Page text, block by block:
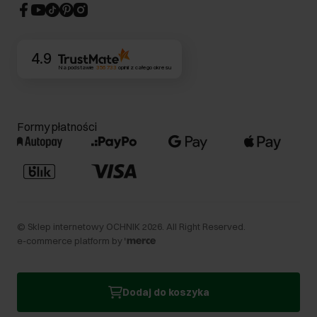
Dodaj do koszyka
CSR
4.9
Na podstawie 356 733 opinii z całego okresu
Formy płatności
© Sklep internetowy OCHNIK 2026 . All Right Reserved.
e-commerce platform by